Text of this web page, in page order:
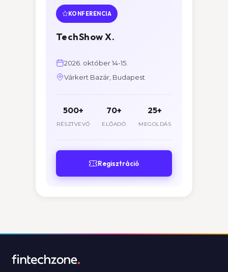
KONFERENCIA
TechShow X.
2026. október 14-15.
Várkert Bazár, Budapest
500+
RÉSZTVEVŐ
70+
ELŐADÓ
25+
MEGOLDÁS
Regisztráció